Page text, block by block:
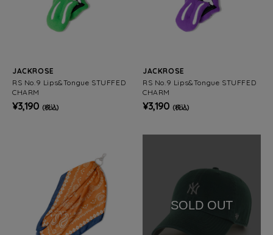
JACKROSE
RS No.9 Lips&Tongue STUFFED
CHARM
¥3,190 (税込)
JACKROSE
RS No.9 Lips&Tongue STUFFED
CHARM
¥3,190 (税込)
SOLD OUT